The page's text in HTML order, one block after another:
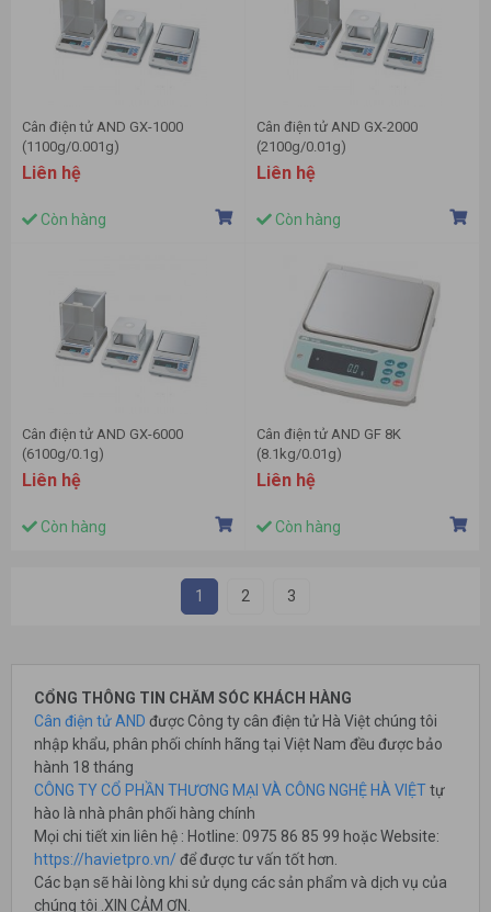
Cân điện tử AND GX-1000
(1100g/0.001g)
Liên hệ
Còn hàng
Cân điện tử AND GX-2000
(2100g/0.01g)
Liên hệ
Còn hàng
Cân điện tử AND GX-6000
(6100g/0.1g)
Liên hệ
Còn hàng
Cân điện tử AND GF 8K
(8.1kg/0.01g)
Liên hệ
Còn hàng
1 2 3
CỔNG THÔNG TIN CHĂM SÓC KHÁCH HÀNG
Cân điện tử AND được Công ty cân điện tử Hà Việt chúng tôi
nhập khẩu, phân phối chính hãng tại Việt Nam đều được bảo
hành 18 tháng
CÔNG TY CỔ PHẦN THƯƠNG MẠI VÀ CÔNG NGHỆ HÀ VIỆTtự
hào là nhà phân phối hàng chính
Mọi chi tiết xin liên hệ : Hotline: 0975 86 85 99 hoặc Website:
https://havietpro.vn/ để được tư vấn tốt hơn.
Các bạn sẽ hài lòng khi sử dụng các sản phẩm và dịch vụ của
chúng tôi .XIN CẢM ƠN.